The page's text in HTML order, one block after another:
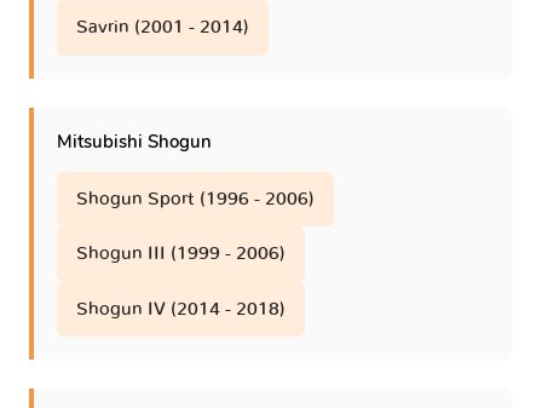
Savrin (2001 - 2014)
Mitsubishi Shogun
Shogun Sport (1996 - 2006)
Shogun III (1999 - 2006)
Shogun IV (2014 - 2018)